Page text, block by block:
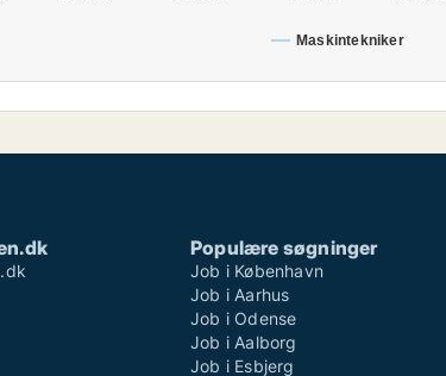
Maskintekniker
Populære søgninger
Job i København
Job i Aarhus
Job i Odense
Job i Aalborg
Job i Esbjerg